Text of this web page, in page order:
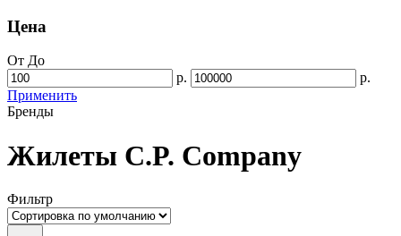
Цена
От До
р.
р.
Применить
Бренды
Жилеты C.P. Company
Фильтр